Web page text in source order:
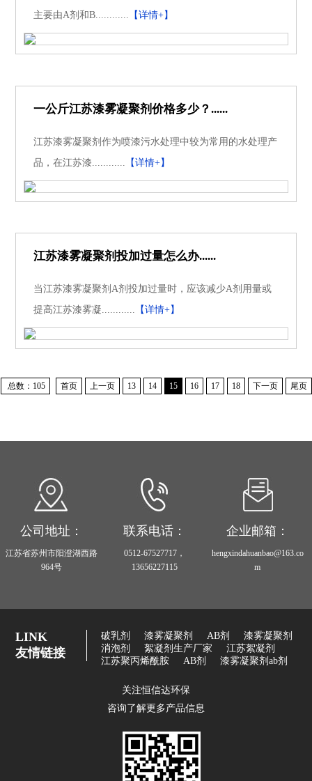
主要由A剂和B............
【详情+】
一公斤江苏漆雾凝聚剂价格多少？......
江苏漆雾凝聚剂作为喷漆污水处理中较为常用的水处理产
品，在江苏漆............
【详情+】
江苏漆雾凝聚剂投加过量怎么办......
当江苏漆雾凝聚剂A剂投加过量时，应该减少A剂用量或
提高江苏漆雾凝............ 【详情+】
总数：105 首页 上一页 13 14 15 16 17 18 下一页 尾页
公司地址：
江苏省苏州市阳澄湖西路
964号
联系电话：
0512-67527717，
13656227115
企业邮箱：
hengxindahuanbao@163.co
m
LINK
友情链接
破乳剂 漆雾凝聚剂 AB剂
漆雾凝聚剂
消泡剂
絮凝剂生产厂家
江苏絮凝剂
江苏聚丙烯酰胺
AB剂 漆雾凝聚剂ab剂
关注恒信达环保
咨询了解更多产品信息